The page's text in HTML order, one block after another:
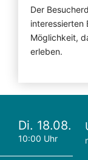
Der
interessierten
Möglichkeit,
erleben.
Di. 18.08.
10:00 Uhr